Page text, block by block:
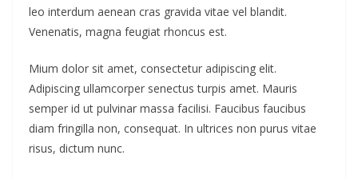
leo interdum aenean cras gravida vitae vel blandit.
Venenatis, magna feugiat rhoncus est.
Mium dolor sit amet, consectetur adipiscing elit.
Adipiscing ullamcorper senectus turpis amet. Mauris
semper id ut pulvinar massa facilisi. Faucibus faucibus
diam fringilla non, consequat. In ultrices non purus vitae
risus, dictum nunc.